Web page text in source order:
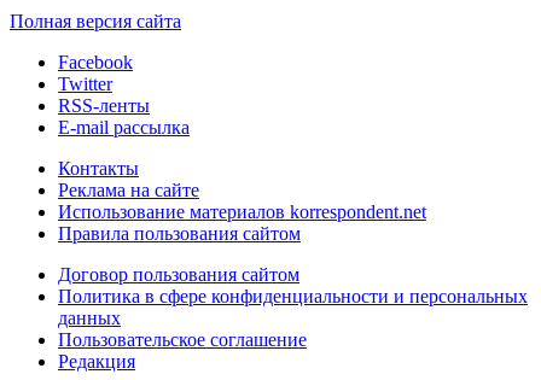
Полная версия сайта
Facebook
Twitter
RSS-ленты
E-mail рассылка
Контакты
Реклама на сайте
Использование материалов korrespondent.net
Правила пользования сайтом
Договор пользования сайтом
Политика в сфере конфиденциальности и персональных
данных
Пользовательское соглашение
Редакция